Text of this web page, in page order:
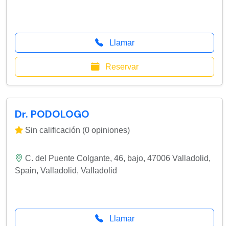
Llamar
Reservar
Dr. PODOLOGO
Sin calificación (0 opiniones)
C. del Puente Colgante, 46, bajo, 47006 Valladolid,
Spain, Valladolid, Valladolid
Llamar